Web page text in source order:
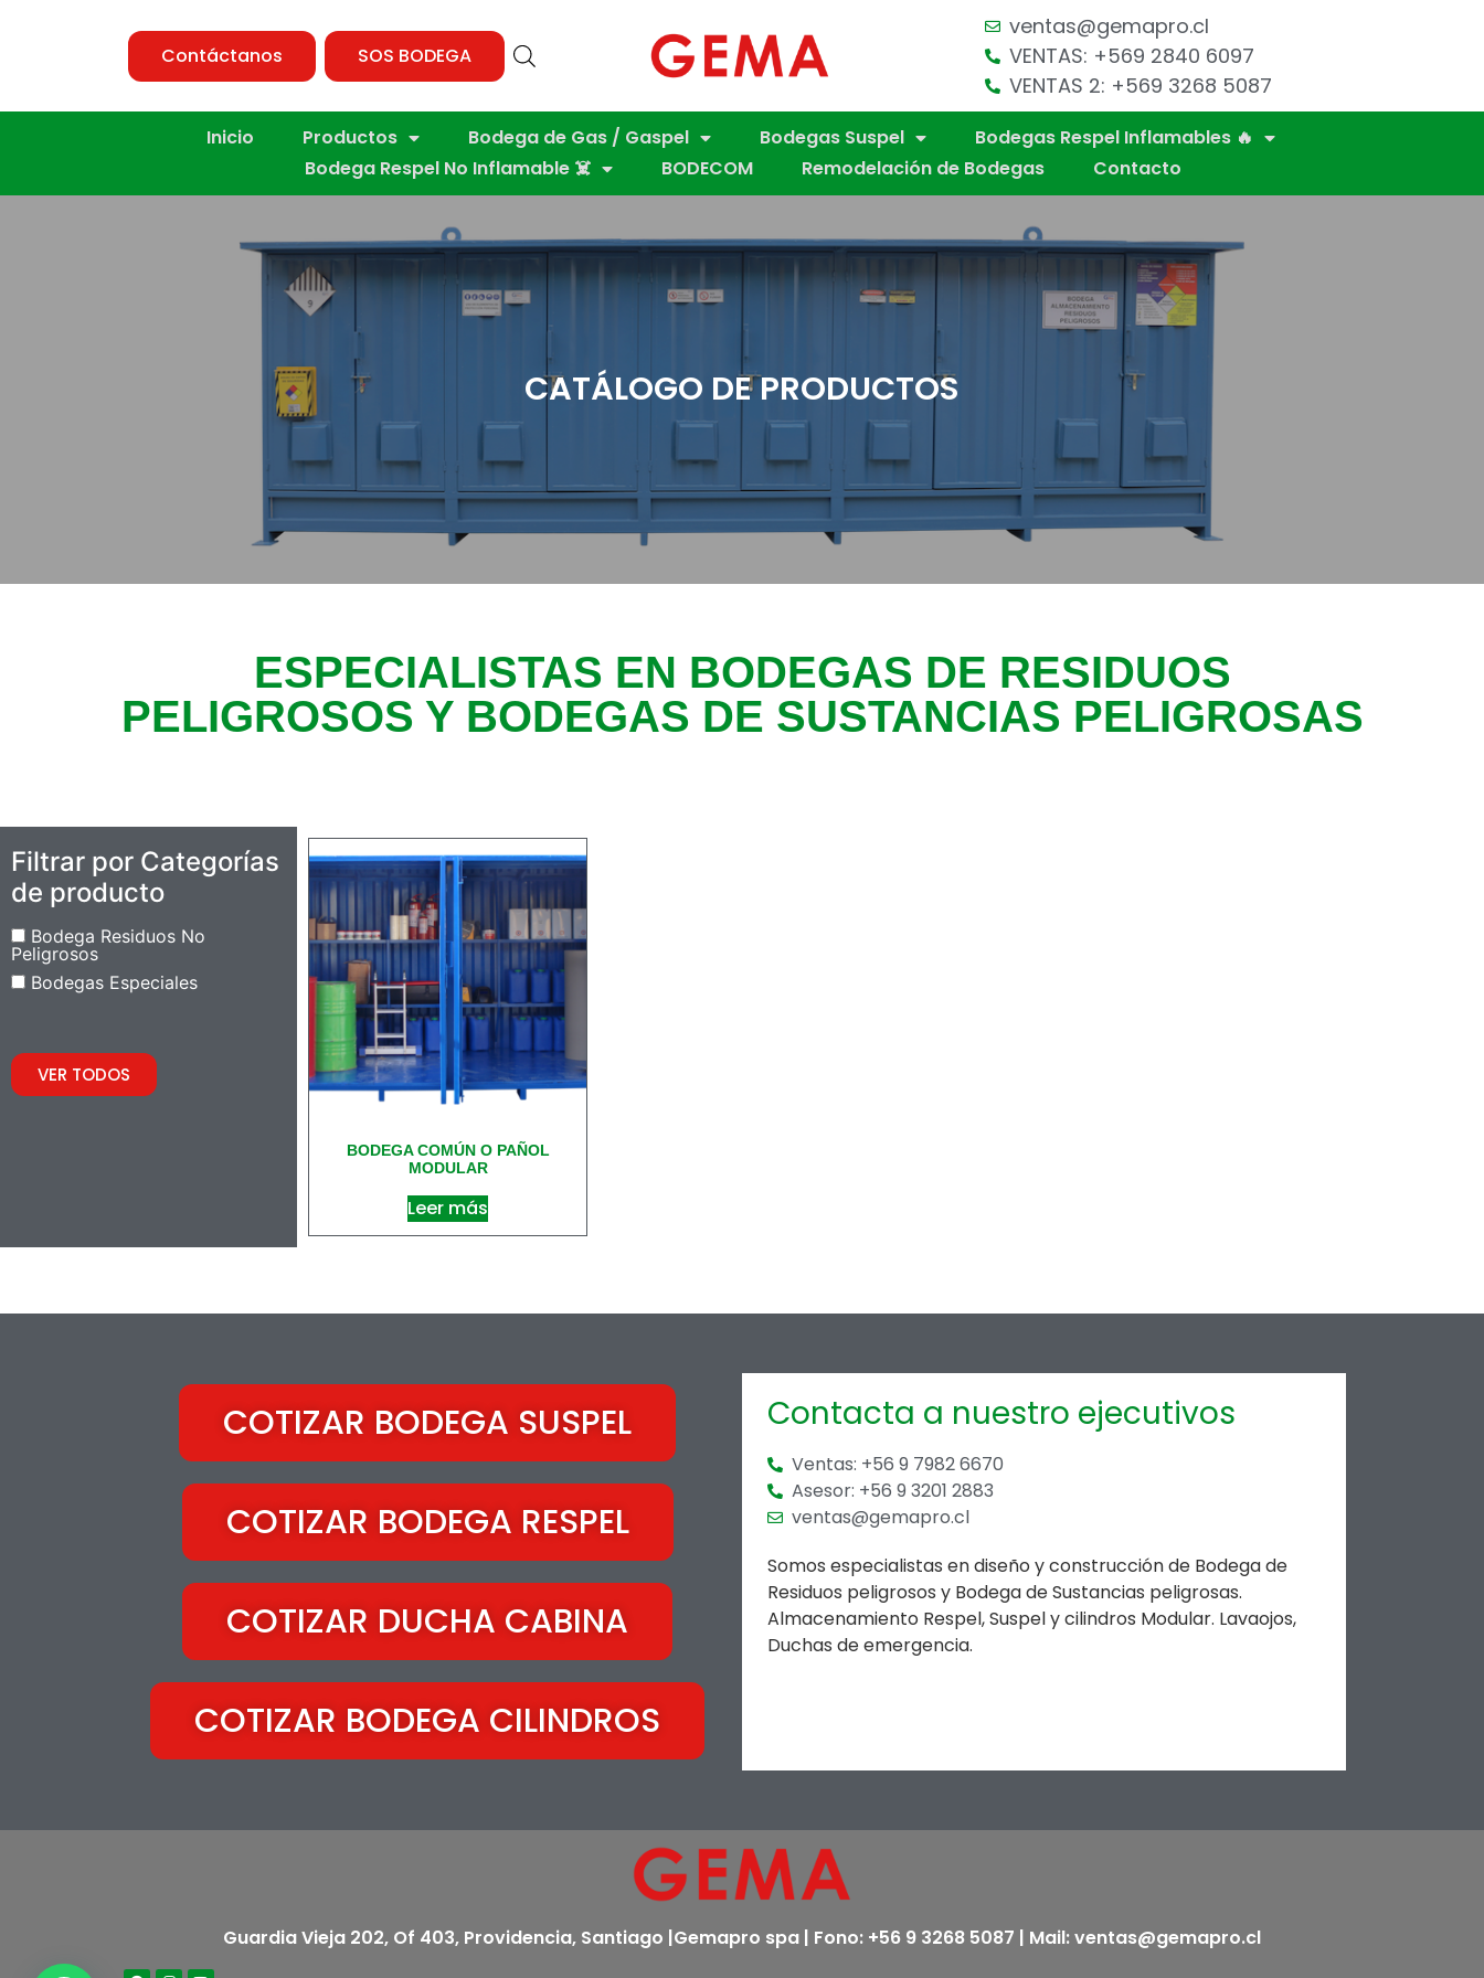
Contáctanos SOS BODEGA
ventas@gemapro.cl
VENTAS: +569 2840 6097
VENTAS 2: +569 3268 5087
Inicio Productos Bodega de Gas / Gaspel Bodegas Suspel
Bodegas Respel Inflamables 🔥
Bodega Respel No Inflamable ☠️
BODECOM Remodelación de Bodegas Contacto
CATÁLOGO DE PRODUCTOS
ESPECIALISTAS EN BODEGAS DE RESIDUOS
PELIGROSOS Y BODEGAS DE SUSTANCIAS PELIGROSAS
Filtrar por Categorías
de producto
Bodega Residuos No
Peligrosos
Bodegas Especiales
VER TODOS
BODEGA COMÚN O PAÑOL
MODULAR
Leer más
COTIZAR BODEGA SUSPEL
COTIZAR BODEGA RESPEL
COTIZAR DUCHA CABINA
COTIZAR BODEGA CILINDROS
Contacta a nuestro ejecutivos
Ventas: +56 9 7982 6670
Asesor: +56 9 3201 2883
ventas@gemapro.cl
Somos especialistas en diseño y construcción de Bodega de
Residuos peligrosos y Bodega de Sustancias peligrosas.
Almacenamiento Respel, Suspel y cilindros Modular. Lavaojos,
Duchas de emergencia.
Guardia Vieja 202, Of 403, Providencia, Santiago |Gemapro spa | Fono: +56 9 3268 5087 | Mail: ventas@gemapro.cl